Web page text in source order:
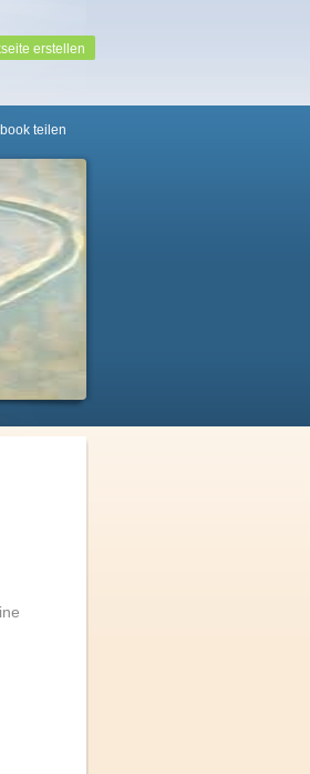
erstellen
teilen